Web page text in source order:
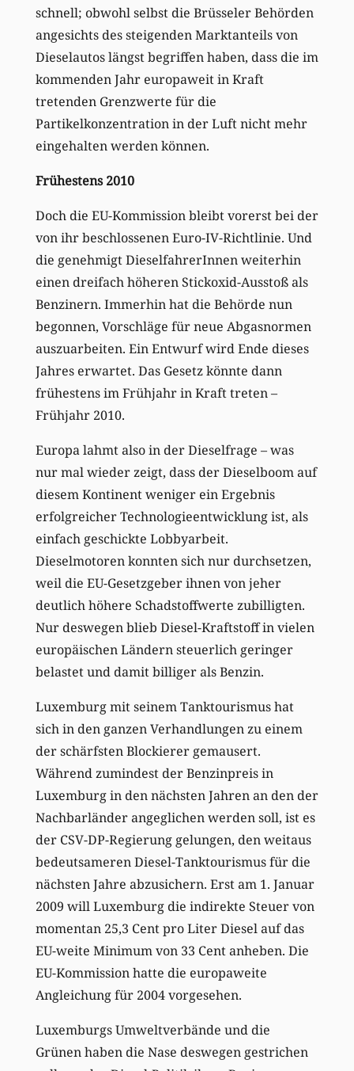
schnell; obwohl selbst die Brüsseler Behörden
angesichts des steigenden Marktanteils von
Dieselautos längst begriffen haben, dass die im
kommenden Jahr europaweit in Kraft
tretenden Grenzwerte für die
Partikelkonzentration in der Luft nicht mehr
eingehalten werden können.
Frühestens 2010
Doch die EU-Kommission bleibt vorerst bei der
von ihr beschlossenen Euro-IV-Richtlinie. Und
die genehmigt DieselfahrerInnen weiterhin
einen dreifach höheren Stickoxid-Ausstoß als
Benzinern. Immerhin hat die Behörde nun
begonnen, Vorschläge für neue Abgasnormen
auszuarbeiten. Ein Entwurf wird Ende dieses
Jahres erwartet. Das Gesetz könnte dann
frühestens im Frühjahr in Kraft treten –
Frühjahr 2010.
Europa lahmt also in der Dieselfrage – was
nur mal wieder zeigt, dass der Dieselboom auf
diesem Kontinent weniger ein Ergebnis
erfolgreicher Technologieentwicklung ist, als
einfach geschickte Lobbyarbeit.
Dieselmotoren konnten sich nur durchsetzen,
weil die EU-Gesetzgeber ihnen von jeher
deutlich höhere Schadstoffwerte zubilligten.
Nur deswegen blieb Diesel-Kraftstoff in vielen
europäischen Ländern steuerlich geringer
belastet und damit billiger als Benzin.
Luxemburg mit seinem Tanktourismus hat
sich in den ganzen Verhandlungen zu einem
der schärfsten Blockierer gemausert.
Während zumindest der Benzinpreis in
Luxemburg in den nächsten Jahren an den der
Nachbarländer angeglichen werden soll, ist es
der CSV-DP-Regierung gelungen, den weitaus
bedeutsameren Diesel-Tanktourismus für die
nächsten Jahre abzusichern. Erst am 1. Januar
2009 will Luxemburg die indirekte Steuer von
momentan 25,3 Cent pro Liter Diesel auf das
EU-weite Minimum von 33 Cent anheben. Die
EU-Kommission hatte die europaweite
Angleichung für 2004 vorgesehen.
Luxemburgs Umweltverbände und die
Grünen haben die Nase deswegen gestrichen